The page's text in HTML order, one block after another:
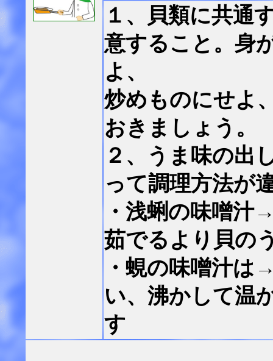
１、貝類に共通
意すること。身
よ、
炒めものにせよ
おきましょう。
２、うま味の出
って調理方法が
・浅蜊の味噌汁
茹でるより貝の
・蜆の味噌汁は
い、沸かして温
す